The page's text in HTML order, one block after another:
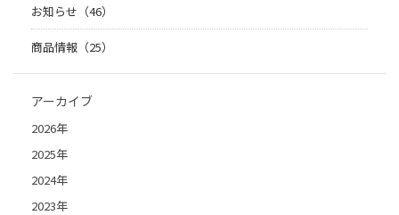
お知らせ（46）
商品情報（25）
アーカイブ
2026年
2025年
2024年
2023年